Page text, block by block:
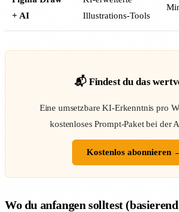
+ AI
Illustrations-Tools
📬 Findest du das
Eine umsetzbare KI-Erkenntnis pro
kostenloses Prompt-Paket bei der
Kostenlos abonnieren
Wo du anfangen solltest